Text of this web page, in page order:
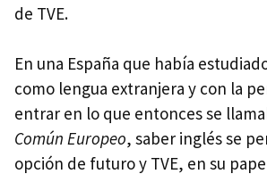
de TVE.
En una España que había
como lengua extranjera y con la
entrar en lo que entonces se
Común Europeo, saber inglés se
opción de futuro y TVE, en su